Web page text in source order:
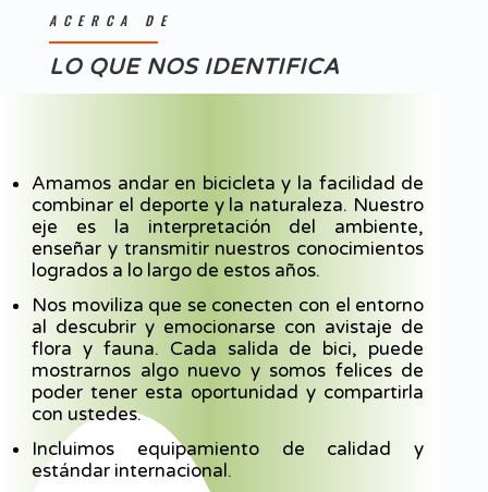
ACERCA DE
LO QUE NOS IDENTIFICA
Amamos andar en bicicleta y la facilidad de
combinar el deporte y la naturaleza. Nuestro
eje es la interpretación del ambiente,
enseñar y transmitir nuestros conocimientos
logrados a lo largo de estos años.
Nos moviliza que se conecten con el entorno
al descubrir y emocionarse con avistaje de
flora y fauna. Cada salida de bici, puede
mostrarnos algo nuevo y somos felices de
poder tener esta oportunidad y compartirla
con ustedes.
Incluimos equipamiento de calidad y
estándar internacional.